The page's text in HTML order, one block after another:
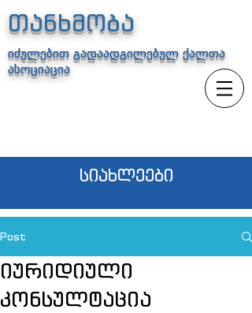
თანხმობა
იძულებით გადაადგილებულ ქალთა
ასოციაცია
სიახლეები
Post
იურიდიული
კონსულტაცია